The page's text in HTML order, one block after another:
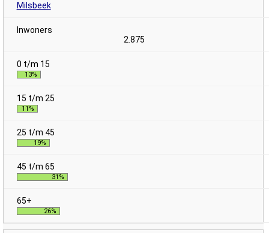
Milsbeek
2.875
13%
11%
19%
31%
26%